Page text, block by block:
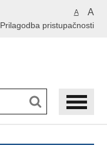
A A
Prilagodba pristupačnosti